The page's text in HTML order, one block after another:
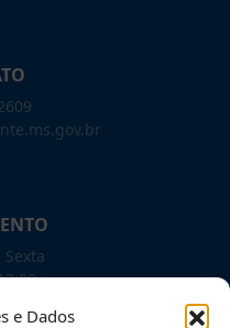
e Dados